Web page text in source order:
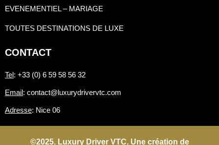
EVENEMENTIEL – MARIAGE
TOUTES DESTINATIONS DE LUXE
CONTACT
Tel : +33 (0) 6 59 58 56 32
Email : contact@luxurydrivervtc.com
Adresse: Nice 06
©2025. Luxury Driver VTC. Une création de